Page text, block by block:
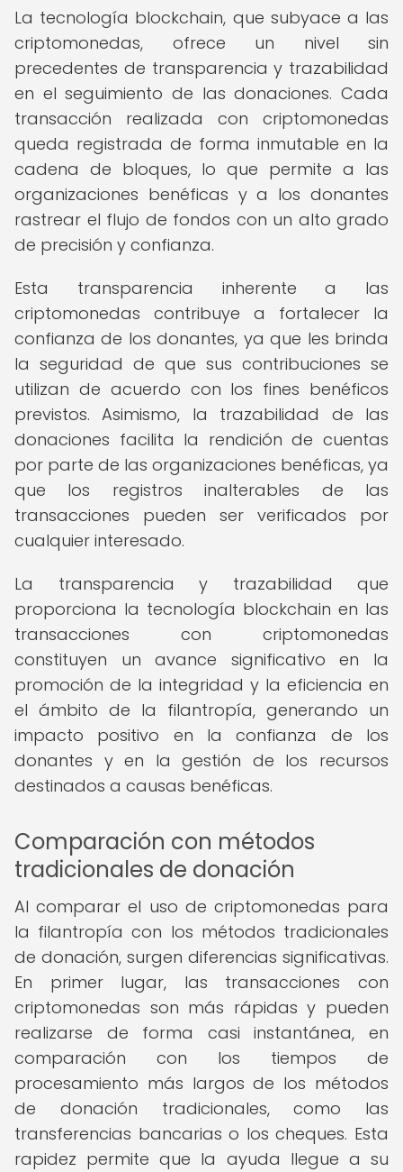
La tecnología blockchain, que subyace a las
criptomonedas, ofrece un nivel sin
precedentes de transparencia y trazabilidad
en el seguimiento de las donaciones. Cada
transacción realizada con criptomonedas
queda registrada de forma inmutable en la
cadena de bloques, lo que permite a las
organizaciones benéficas y a los donantes
rastrear el flujo de fondos con un alto grado
de precisión y confianza.
Esta transparencia inherente a las
criptomonedas contribuye a fortalecer la
confianza de los donantes, ya que les brinda
la seguridad de que sus contribuciones se
utilizan de acuerdo con los fines benéficos
previstos. Asimismo, la trazabilidad de las
donaciones facilita la rendición de cuentas
por parte de las organizaciones benéficas, ya
que los registros inalterables de las
transacciones pueden ser verificados por
cualquier interesado.
La transparencia y trazabilidad que
proporciona la tecnología blockchain en las
transacciones con criptomonedas
constituyen un avance significativo en la
promoción de la integridad y la eficiencia en
el ámbito de la filantropía, generando un
impacto positivo en la confianza de los
donantes y en la gestión de los recursos
destinados a causas benéficas.
Comparación con métodos
tradicionales de donación
Al comparar el uso de criptomonedas para
la filantropía con los métodos tradicionales
de donación, surgen diferencias significativas.
En primer lugar, las transacciones con
criptomonedas son más rápidas y pueden
realizarse de forma casi instantánea, en
comparación con los tiempos de
procesamiento más largos de los métodos
de donación tradicionales, como las
transferencias bancarias o los cheques. Esta
rapidez permite que la ayuda llegue a su